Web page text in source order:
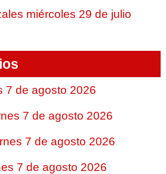
miércoles 29 de julio
7 de agosto 2026
7 de agosto 2026
7 de agosto 2026
7 de agosto 2026